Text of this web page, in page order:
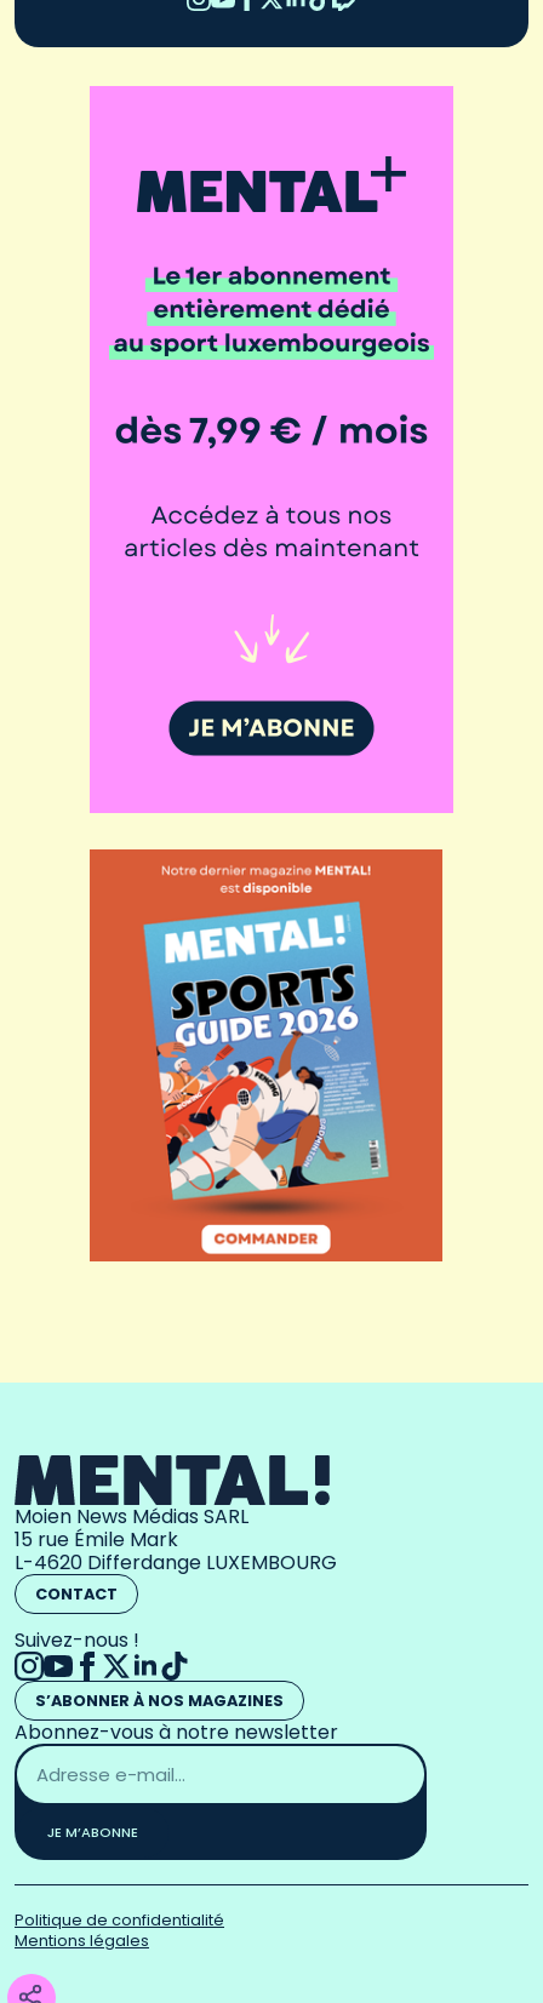
Moien News Médias SARL
15 rue Émile Mark
L-4620 Differdange LUXEMBOURG
CONTACT
Suivez-nous !
S’ABONNER À NOS MAGAZINES
Abonnez-vous à notre newsletter
Adresse
email
*
JE M’ABONNE
Politique de confidentialité
Mentions légales